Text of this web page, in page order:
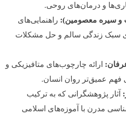
و درمان‌های روحی.
و سیره معصومین): راهنمایی‌های
سبک زندگی سالم و حل مشکلات
ارائه چارچوب‌های متافیزیکی و
فهم عمیق‌تر روان انسان.
آثار پژوهشگرانی که به ترکیب
مدرن با آموزه‌های اسلامی